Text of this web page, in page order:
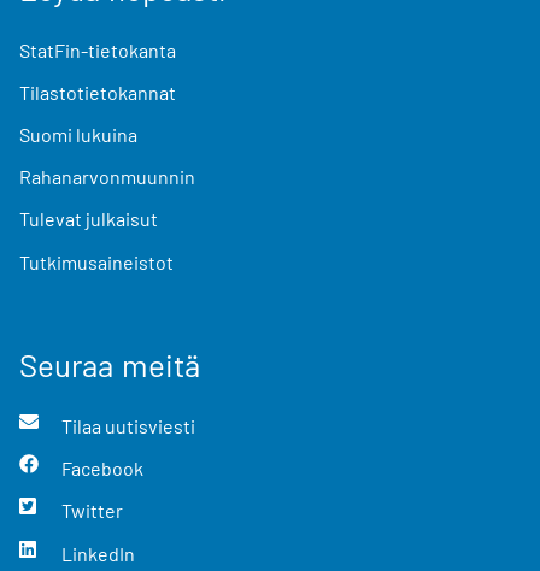
StatFin-tietokanta
Tilastotietokannat
Suomi lukuina
Rahanarvonmuunnin
Tulevat julkaisut
Tutkimusaineistot
Seuraa meitä
Tilaa uutisviesti
Facebook
Twitter
LinkedIn